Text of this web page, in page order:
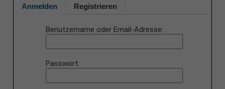
Anmelden Registrieren
Benutzername oder Email-Adresse
Passwort